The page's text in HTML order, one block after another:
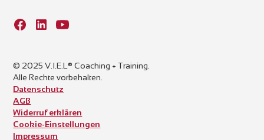
© 2025 V.I.E.L® Coaching + Training.
Alle Rechte vorbehalten.
Datenschutz
AGB
Widerruf erklären
Cookie-Einstellungen
Impressum